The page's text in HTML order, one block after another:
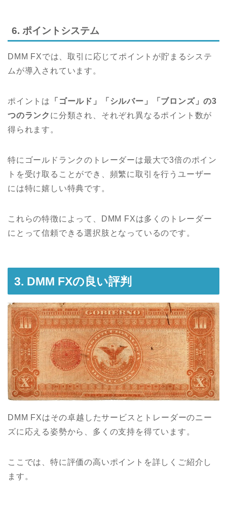
6. ポイントシステム
DMM FXでは、取引に応じてポイントが貯まるシステ
ムが導入されています。
ポイントは
「ゴールド」「シルバー」「ブロンズ」の3
つのランク に分類され、それぞれ異なるポイント数が
得られます。
特にゴールドランクのトレーダーは最大で3倍のポイン
トを受け取ることができ、頻繁に取引を行うユーザー
には特に嬉しい特典です。
これらの特徴によって、DMM FXは多くのトレーダー
にとって信頼できる選択肢となっているのです。
3. DMM FXの良い評判
DMM FXはその卓越したサービスとトレーダーのニー
ズに応える姿勢から、多くの支持を得ています。
ここでは、特に評価の高いポイントを詳しくご紹介し
ます。